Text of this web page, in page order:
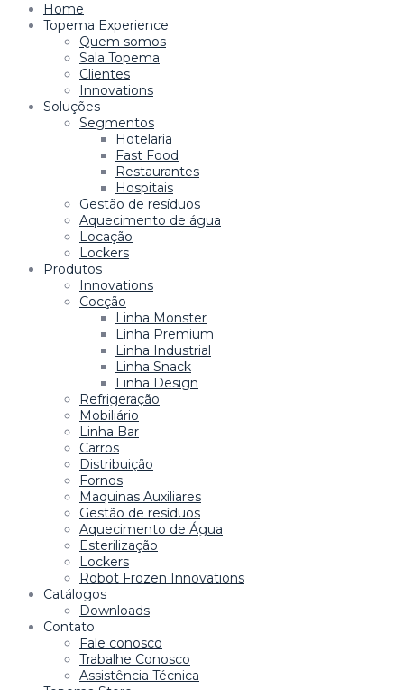
Home
Topema Experience
Quem somos
Sala Topema
Clientes
Innovations
Soluções
Segmentos
Hotelaria
Fast Food
Restaurantes
Hospitais
Gestão de resíduos
Aquecimento de água
Locação
Lockers
Produtos
Innovations
Cocção
Linha Monster
Linha Premium
Linha Industrial
Linha Snack
Linha Design
Refrigeração
Mobiliário
Linha Bar
Carros
Distribuição
Fornos
Maquinas Auxiliares
Gestão de resíduos
Aquecimento de Água
Esterilização
Lockers
Robot Frozen Innovations
Catálogos
Downloads
Contato
Fale conosco
Trabalhe Conosco
Assistência Técnica